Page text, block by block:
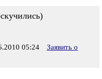
05:24
Заявить о